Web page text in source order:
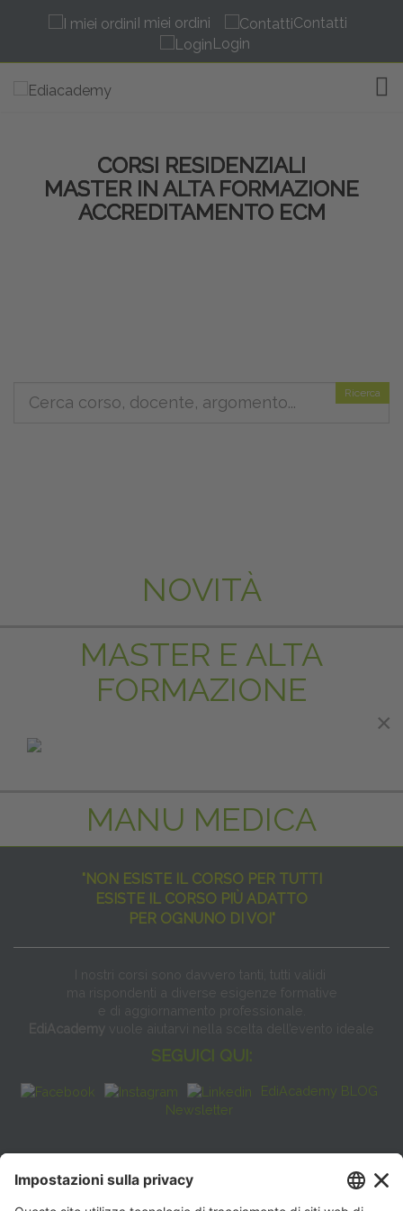
I miei ordini
Contatti
Login
CORSI RESIDENZIALI
MASTER IN ALTA FORMAZIONE
ACCREDITAMENTO ECM
Ricerca
NOVITÀ
MASTER E ALTA
FORMAZIONE
MANU MEDICA
"NON ESISTE IL CORSO PER TUTTI
ESISTE IL CORSO PIÙ ADATTO
PER OGNUNO DI VOI"
I nostri corsi sono davvero tanti, tutti validi
ma rispondenti a diverse esigenze formative
e di aggiornamento professionale.
EdiAcademy vuole aiutarvi nella scelta dell’evento ideale
SEGUICI QUI:
EdiAcademy BLOG
Newsletter
FAQ
×
×